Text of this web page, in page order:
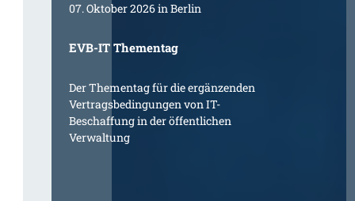
07. Oktober 2026 in Berlin
EVB-IT Thementag
Der Thementag für die ergänzenden
Vertragsbedingungen von IT-
Beschaffung in der öffentlichen
Verwaltung